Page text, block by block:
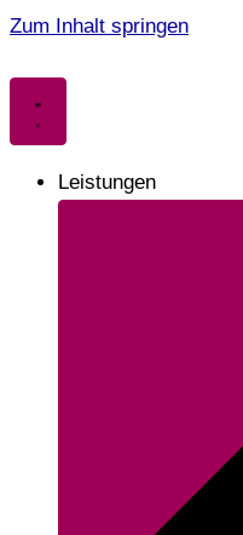
Zum Inhalt springen
Leistungen